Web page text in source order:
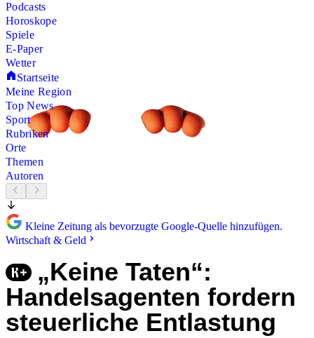
Podcasts
Horoskope
Spiele
E-Paper
Wetter
Startseite
Meine Region
Top News
Sport
Rubriken
Orte
Themen
Autoren
Kleine Zeitung als bevorzugte Google-Quelle hinzufügen.
Wirtschaft & Geld
„Keine Taten“:
Handelsagenten fordern
steuerliche Entlastung